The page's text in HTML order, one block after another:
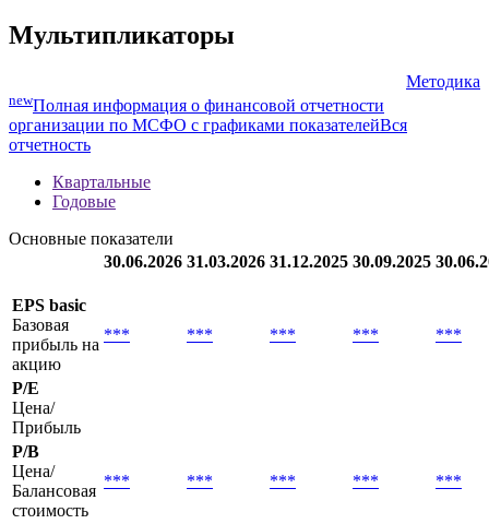
Мультипликаторы
Методика
newПолная информация о финансовой отчетности
организации по МСФО с графиками показателейВся
отчетность
Квартальные
Годовые
Основные показатели
30.06.2026 31.03.2026 31.12.2025 30.09.2025
EPS basic
Базовая
прибыль на
акцию
*** *** *** *** ***
P/E
Цена/
Прибыль
P/B
Цена/
Балансовая
стоимость
*** *** *** *** ***